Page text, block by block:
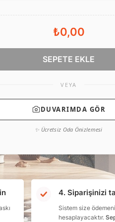
₺0,00
SEPETE EKLE
VEYA
DUVARIMDA GÖR
✨ Ücretsiz Oda Önizlemesi
4. Siparişinizi
Sistem size
hesaplayacaktır.